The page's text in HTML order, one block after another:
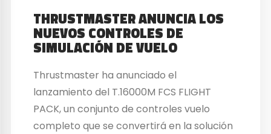
THRUSTMASTER ANUNCIA LOS
NUEVOS CONTROLES DE
SIMULACIÓN DE VUELO
Thrustmaster ha anunciado el
lanzamiento del T.16000M FCS FLIGHT
PACK, un conjunto de controles vuelo
completo que se convertirá en la solución